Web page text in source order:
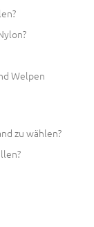
Welpen
zu wählen?